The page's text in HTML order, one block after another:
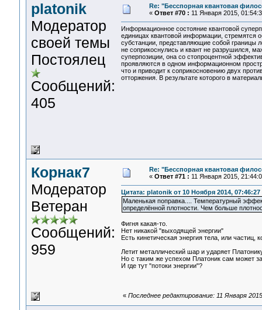
platonik
Модератор
своей темы
Постоялец
Сообщений:
405
Re: "Бесспорная квантовая
« Ответ #70 : 11 Января 2015,
Информационное состояние квантовой
единицах квантовой информации, стремятся
субстанции, представляющие собой границы
не соприкоснулись и квант не разрушился,
суперпозиции, она со стопроцентной
проявляются в одном информационном
что и приводит к соприкосновению двух
отторжения. В результате которого в
Корнак7
Модератор
Ветеран
Сообщений:
959
Re: "Бесспорная квантовая
« Ответ #71 : 11 Января 2015,
Цитата: platonik от 10 Ноября 2014, 07:46:27
Маленькая поправка.... Температурный
определённой плотности. Чем больше
Фигня какая-то.
Нет никакой "выходящей энергии"
Есть кинетическая энергия тела, или частиц,
Летит металлический шар и ударяет
Но с таким же успехом Платоник сам может
И где тут "потоки энергии"?
« Последнее редактирование: 11 Января